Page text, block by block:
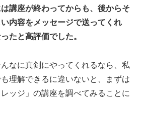
講座が終わってからも、後からそ
内容をメッセージで送ってくれ
たと高評価でした。
なに真剣にやってくれるなら、私
理解できるに違いないと、まずは
レッジ」の講座を調べてみることに